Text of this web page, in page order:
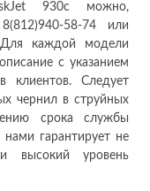
930c можно,
58-74 или
Для каждой модели
с указанием
клиентов. Следует
чернил в струйных
срока службы
нами гарантирует не
высокий уровень